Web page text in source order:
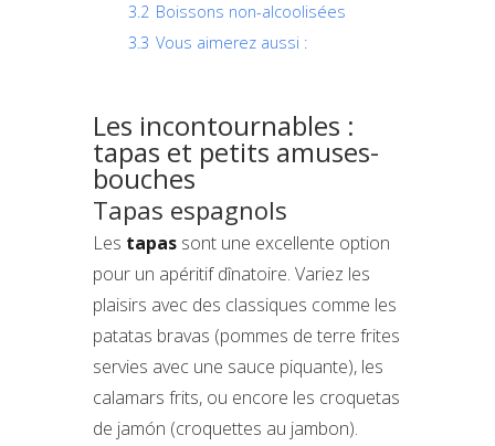
3.2 Boissons non-alcoolisées
3.3 Vous aimerez aussi :
Les incontournables :
tapas et petits amuses-
bouches
Tapas espagnols
Les tapas sont une excellente option
pour un apéritif dînatoire. Variez les
plaisirs avec des classiques comme les
patatas bravas (pommes de terre frites
servies avec une sauce piquante), les
calamars frits, ou encore les croquetas
de jamón (croquettes au jambon).